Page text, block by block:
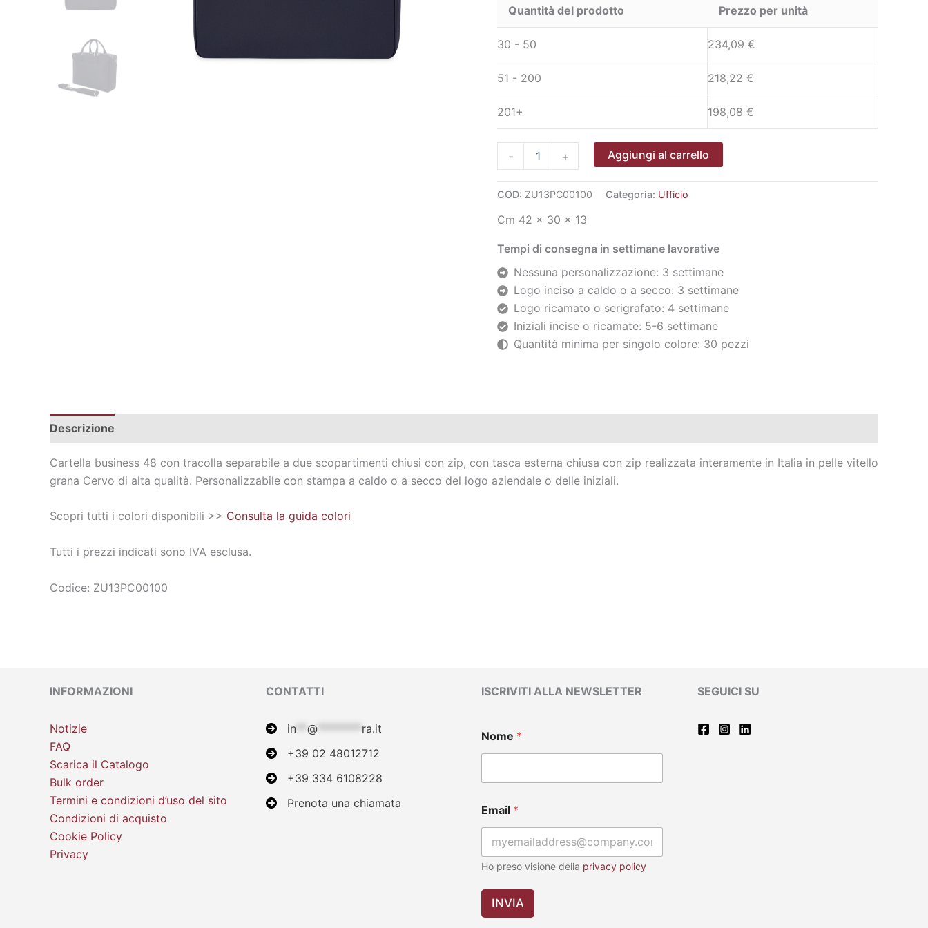
Quantità del prodotto Prezzo per unità
30 - 50 234,09 €
51 - 200 218,22 €
201+ 198,08 €
-
quantità
+ Aggiungi al carrello
COD: ZU13PC00100 Categoria: Ufficio
Cm 42 x 30 x 13
Tempi di consegna in settimane lavorative
Nessuna personalizzazione: 3 settimane
Logo inciso a caldo o a secco: 3 settimane
Logo ricamato o serigrafato: 4 settimane
Iniziali incise o ricamate: 5-6 settimane
Quantità minima per singolo colore: 30 pezzi
Descrizione
Cartella business 48 con tracolla separabile a due scopartimenti chiusi con zip, con tasca esterna chiusa con zip realizzata interamente in Italia in pelle vitello
grana Cervo di alta qualità. Personalizzabile con stampa a caldo o a secco del logo aziendale o delle iniziali.
Scopri tutti i colori disponibili >> Consulta la guida colori
Tutti i prezzi indicati sono IVA esclusa.
Codice: ZU13PC00100
INFORMAZIONI
Notizie
FAQ
Scarica il Catalogo
Bulk order
Termini e condizioni d’uso del sito
Condizioni di acquisto
Cookie Policy
Privacy
CONTATTI
in** @******** ra.it
+39 02 48012712
+39 334 6108228
Prenota una chiamata
ISCRIVITI ALLA NEWSLETTER
m
a
o
m
e
m
a
l
Nome *
Email *
Ho preso visione della privacy policy
INVIA
SEGUICI SU